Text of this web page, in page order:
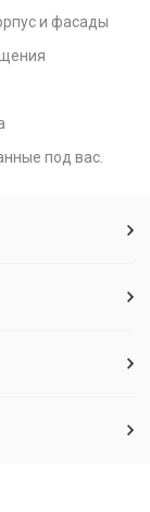
и фасады
под вас.